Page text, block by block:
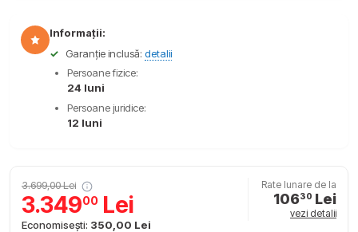
Informații:
✓
Garanție inclusă: detalii
Persoane fizice:
24 luni
Persoane juridice:
12 luni
3.699,00 Lei
3.34900 Lei
Economisești: 350,00 Lei
Rate lunare de la
10630 Lei
vezi detalii